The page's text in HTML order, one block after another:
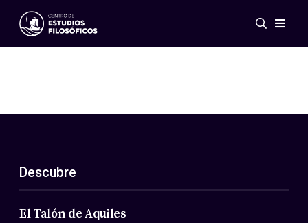
Eventos
ES
EN
Acerca de nosotros
Miembros
Descubre
El Talón de Aquiles